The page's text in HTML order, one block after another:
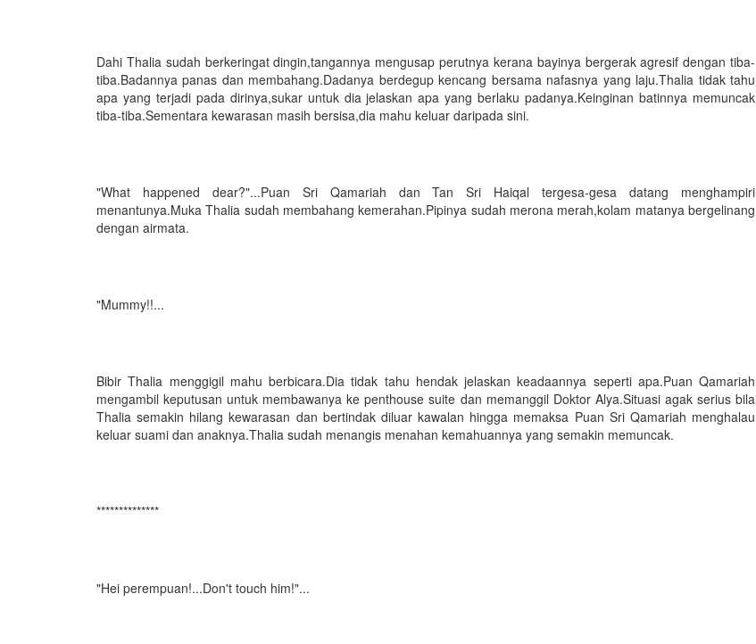
Dahi Thalia sudah berkeringat dingin,tangannya mengusap perutnya kerana bayinya bergerak agresif dengan tiba-
tiba.Badannya panas dan membahang.Dadanya berdegup kencang bersama nafasnya yang laju.Thalia tidak tahu
apa yang terjadi pada dirinya,sukar untuk dia jelaskan apa yang berlaku padanya.Keinginan batinnya memuncak
tiba-tiba.Sementara kewarasan masih bersisa,dia mahu keluar daripada sini.
"What happened dear?"...Puan Sri Qamariah dan Tan Sri Haiqal tergesa-gesa datang menghampiri
menantunya.Muka Thalia sudah membahang kemerahan.Pipinya sudah merona merah,kolam matanya bergelinang
dengan airmata.
"Mummy!!...
Bibir Thalia menggigil mahu berbicara.Dia tidak tahu hendak jelaskan keadaannya seperti apa.Puan Qamariah
mengambil keputusan untuk membawanya ke penthouse suite dan memanggil Doktor Alya.Situasi agak serius bila
Thalia semakin hilang kewarasan dan bertindak diluar kawalan hingga memaksa Puan Sri Qamariah menghalau
keluar suami dan anaknya.Thalia sudah menangis menahan kemahuannya yang semakin memuncak.
**************
"Hei perempuan!...Don't touch him!"...